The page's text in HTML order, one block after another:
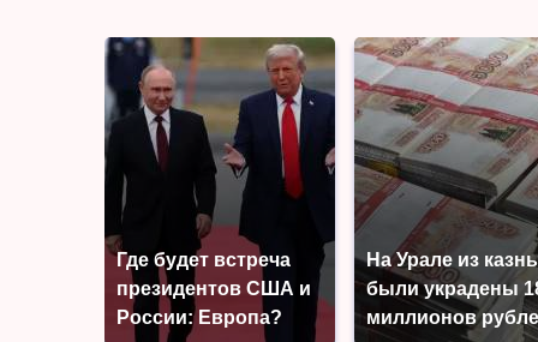
Где будет встреча
президентов США и
России: Европа?
На Урале из
были украдены
миллионов